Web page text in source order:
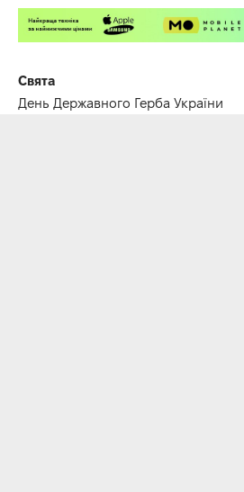
Свята
День Державного Герба України